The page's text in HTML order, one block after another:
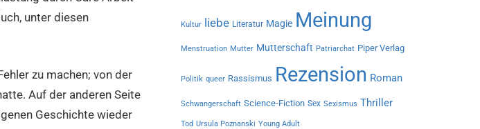
unter diesen
zu machen; von der
Auf der anderen Seite
Geschichte wieder
Kultur liebe Literatur Magie Meinung
Menstruation Mutter Mutterschaft Patriarchat Piper Verlag
Politik queer Rassismus Rezension Roman
Schwangerschaft Science-Fiction Sex Sexismus Thriller
Tod Ursula Poznanski Young Adult